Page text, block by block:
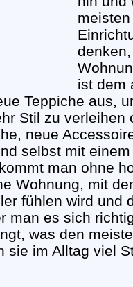
ist dem
Teppiche aus,
Stil zu
neue
selbst mit
man ohne
Wohnung, mit
fühlen wird und
man es sich
was den
sie im Alltag viel